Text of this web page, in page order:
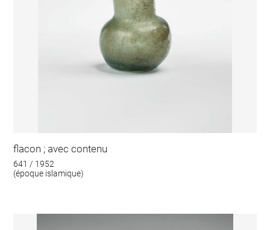
flacon ; avec contenu
641 / 1952
(époque islamique)